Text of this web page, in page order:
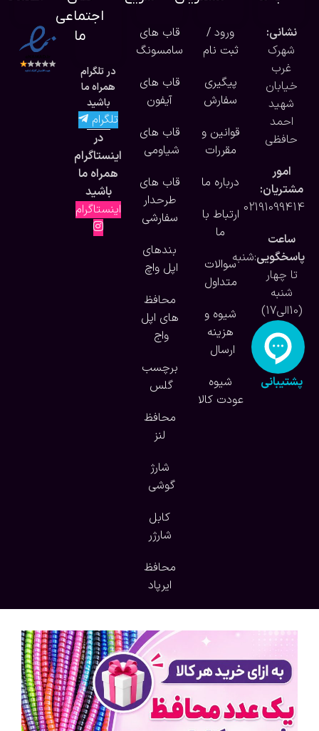
نشانی:
شهرک
غرب
خیابان
شهید
احمد
حافظی
امور
مشتریان:
02191099414
ساعت
پاسخگویی:شنبه
تا چهار
شنبه
(10الی17)
پشتیبانی
ورود /
ثبت نام
پیگیری
سفارش
قوانین و
مقررات
درباره ما
ارتباط با
ما
سوالات
متداول
شیوه و
هزینه
ارسال
شیوه
عودت کالا
قاب های
سامسونگ
قاب های
آیفون
قاب های
شیاومی
قاب های
طرحدار
سفارشی
بندهای
اپل واچ
محافظ
های اپل
واج
برچسب
گلس
محافظ
لنز
شارژ
گوشی
کابل
شارژر
محافظ
ایرپاد
اجتماعی
ما
در تلگرام
همراه ما
باشید
تلگرام
در
اینستاگرام
همراه ما
باشید
اینستاگرام